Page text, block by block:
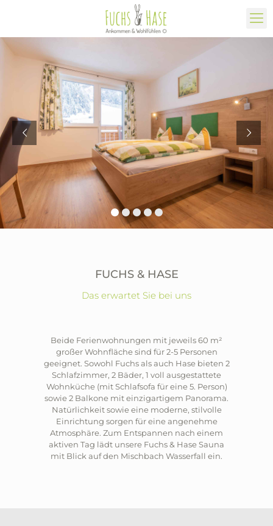
FUCHS & HASE
Das erwartet Sie bei uns
Beide Ferienwohnungen mit jeweils 60 m²
großer Wohnfläche sind für 2-5 Personen
geeignet. Sowohl Fuchs als auch Hase bieten 2
Schlafzimmer, 2 Bäder, 1 voll ausgestattete
Wohnküche (mit Schlafsofa für eine 5. Person)
sowie 2 Balkone mit einzigartigem Panorama.
Natürlichkeit sowie eine moderne, stilvolle
Einrichtung sorgen für eine angenehme
Atmosphäre. Zum Entspannen nach einem
aktiven Tag lädt unsere Fuchs & Hase Sauna
mit Blick auf den Mischbach Wasserfall ein.